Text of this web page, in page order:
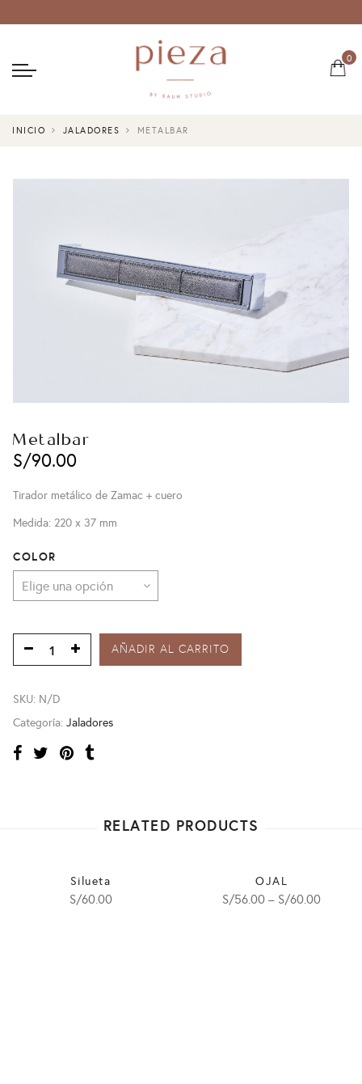
0
INICIO JALADORES METALBAR
Metalbar
S/90.00
Tirador metálico de Zamac + cuero
Medida: 220 x 37 mm
COLOR
AÑADIR AL CARRITO
SKU: N/D
Categoría: Jaladores
RELATED PRODUCTS
Silueta
S/60.00
OJAL
S/56.00 – S/60.00